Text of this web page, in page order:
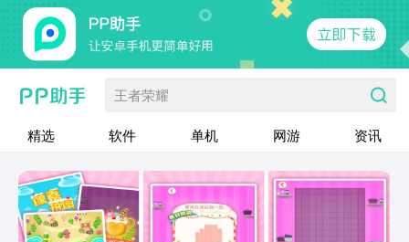
王者荣耀
精选 软件 单机 网游 资讯